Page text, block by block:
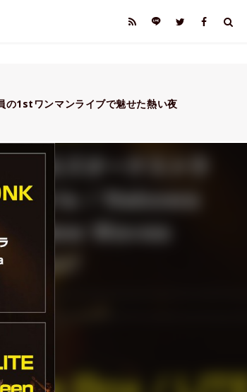
1stワンマンライブで魅せた熱い夜